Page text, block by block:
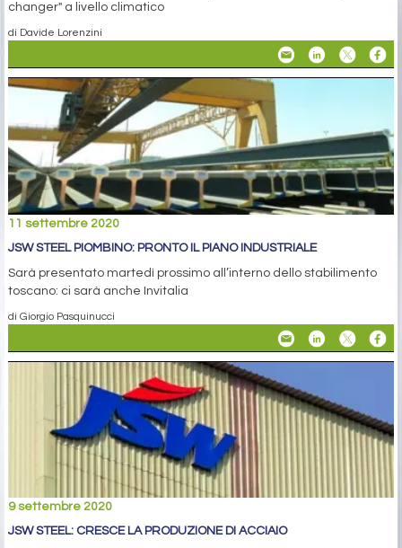
changer" a livello climatico
di Davide Lorenzini
11 settembre 2020
JSW STEEL PIOMBINO: PRONTO IL PIANO INDUSTRIALE
Sarà presentato martedì prossimo all’interno dello stabilimento
toscano: ci sarà anche Invitalia
di Giorgio Pasquinucci
9 settembre 2020
JSW STEEL: CRESCE LA PRODUZIONE DI ACCIAIO